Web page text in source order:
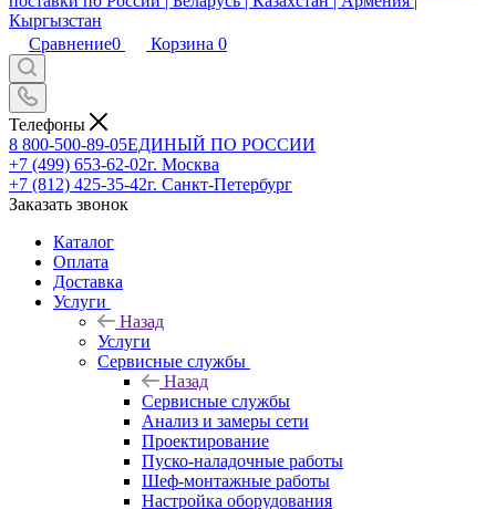
Сравнение0 Корзина 0
Телефоны
8 800-500-89-05ЕДИНЫЙ ПО РОССИИ
+7 (499) 653-62-02г. Москва
+7 (812) 425-35-42г. Санкт-Петербург
Заказать звонок
Каталог
Оплата
Доставка
Услуги
Назад
Услуги
Сервисные службы
Назад
Сервисные службы
Анализ и замеры сети
Проектирование
Пуско-наладочные работы
Шеф-монтажные работы
Настройка оборудования